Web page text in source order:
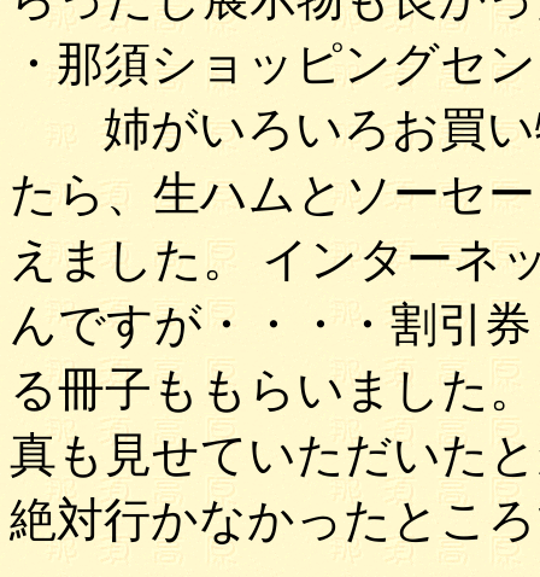
・那須ショッピングセ
姉がいろいろお買い
たら、生ハムとソーセ
えました。 インターネ
んですが・・・・割引
る冊子ももらいました
真も見せていただいた
絶対行かなかったとこ